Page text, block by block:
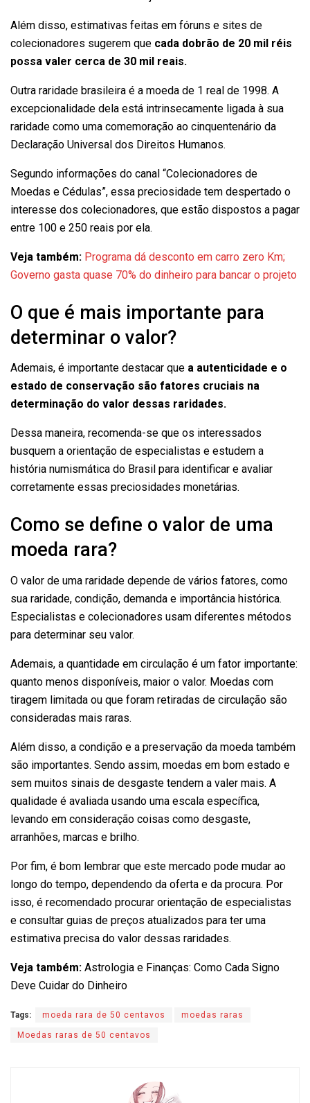
Além disso, estimativas feitas em fóruns e sites de
colecionadores sugerem que cada dobrão de 20 mil réis
possa valer cerca de 30 mil reais.
Outra raridade brasileira é a moeda de 1 real de 1998. A
excepcionalidade dela está intrinsecamente ligada à sua
raridade como uma comemoração ao cinquentenário da
Declaração Universal dos Direitos Humanos.
Segundo informações do canal “Colecionadores de
Moedas e Cédulas”, essa preciosidade tem despertado o
interesse dos colecionadores, que estão dispostos a pagar
entre 100 e 250 reais por ela.
Veja também: Programa dá desconto em carro zero Km;
Governo gasta quase 70% do dinheiro para bancar o projeto
O que é mais importante para
determinar o valor?
Ademais, é importante destacar que a autenticidade e o
estado de conservação são fatores cruciais na
determinação do valor dessas raridades.
Dessa maneira, recomenda-se que os interessados
busquem a orientação de especialistas e estudem a
história numismática do Brasil para identificar e avaliar
corretamente essas preciosidades monetárias.
Como se define o valor de uma
moeda rara?
O valor de uma raridade depende de vários fatores, como
sua raridade, condição, demanda e importância histórica.
Especialistas e colecionadores usam diferentes métodos
para determinar seu valor.
Ademais, a quantidade em circulação é um fator importante:
quanto menos disponíveis, maior o valor. Moedas com
tiragem limitada ou que foram retiradas de circulação são
consideradas mais raras.
Além disso, a condição e a preservação da moeda também
são importantes. Sendo assim, moedas em bom estado e
sem muitos sinais de desgaste tendem a valer mais. A
qualidade é avaliada usando uma escala específica,
levando em consideração coisas como desgaste,
arranhões, marcas e brilho.
Por fim, é bom lembrar que este mercado pode mudar ao
longo do tempo, dependendo da oferta e da procura. Por
isso, é recomendado procurar orientação de especialistas
e consultar guias de preços atualizados para ter uma
estimativa precisa do valor dessas raridades.
Veja também: Astrologia e Finanças: Como Cada Signo
Deve Cuidar do Dinheiro
Tags: moeda rara de 50 centavos moedas raras
Moedas raras de 50 centavos